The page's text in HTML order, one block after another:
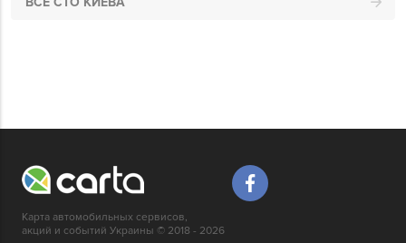
Карта автомобильных сервисов,
акций и событий Украины © 2018 - 2026